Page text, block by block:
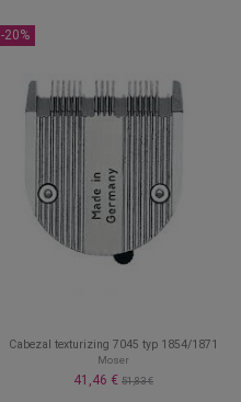
-20%
Cabezal texturizing 7045 typ 1854/1871
Moser
41,46 € 51,83 €